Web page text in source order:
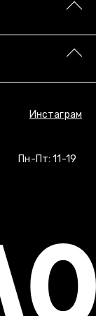
Пн-Пт: 11-19
Инстаграм